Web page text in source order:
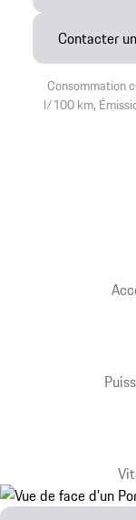
Contacter
Consommation
l/100 km,